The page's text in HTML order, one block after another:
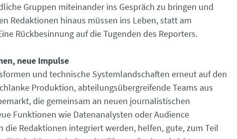
Gruppen miteinander ins Gespräch zu bringen und
Redaktionen hinaus müssen ins Leben, statt am
Rückbesinnung auf die Tugenden des Reporters.
neue Impulse
und technische Systemlandschaften erneut auf den
Produktion, abteilungsübergreifende Teams aus
die gemeinsam an neuen journalistischen
Funktionen wie Datenanalysten oder Audience
die Redaktionen integriert werden, helfen, gute, zum Teil